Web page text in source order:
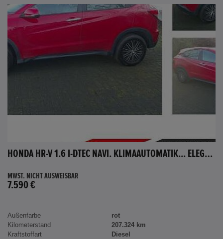
HONDA HR-V 1.6 I-DTEC NAVI. KLIMAAUTOMATIK... ELEGANCE
MWST. NICHT AUSWEISBAR
7.590 €
Außenfarbe
rot
Kilometerstand
207.324 km
Kraftstoffart
Diesel